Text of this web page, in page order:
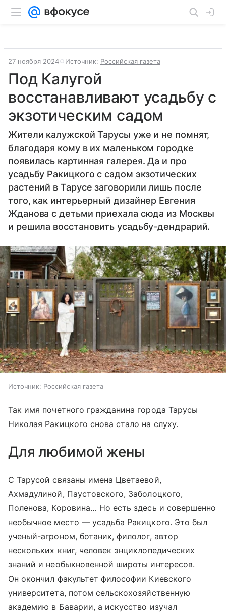
27 ноября 2024 Источник: Российская газета
Под Калугой
восстанавливают усадьбу с
экзотическим садом
Жители калужской Тарусы уже и не помнят,
благодаря кому в их маленьком городке
появилась картинная галерея. Да и про
усадьбу Ракицкого с садом экзотических
растений в Тарусе заговорили лишь после
того, как интерьерный дизайнер Евгения
Жданова с детьми приехала сюда из Москвы
и решила восстановить усадьбу-дендрарий.
Источник: Российская газета
Так имя почетного гражданина города Тарусы
Николая Ракицкого снова стало на слуху.
Для любимой жены
С Тарусой связаны имена Цветаевой,
Ахмадулиной, Паустовского, Заболоцкого,
Поленова, Коровина… Но есть здесь и совершенно
необычное место — усадьба Ракицкого. Это был
ученый-агроном, ботаник, филолог, автор
нескольких книг, человек энциклопедических
знаний и необыкновенной широты интересов.
Он окончил факультет философии Киевского
университета, потом сельскохозяйственную
академию в Баварии, а искусство изучал